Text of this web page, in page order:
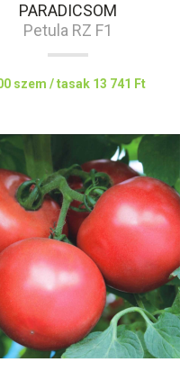
PARADICSOM
Petula RZ F1
szem / tasak 13 741 Ft